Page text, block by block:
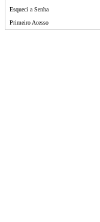
Esqueci a Senha
Primeiro Acesso